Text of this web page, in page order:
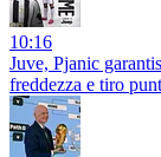
10:16
Juve, Pjanic
freddezza e tiro